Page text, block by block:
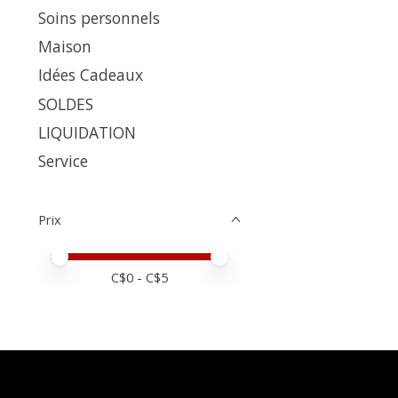
Soins personnels
Maison
Idées Cadeaux
SOLDES
LIQUIDATION
Service
Prix
Prix minimum
Price maximum value
C$0 - C$5